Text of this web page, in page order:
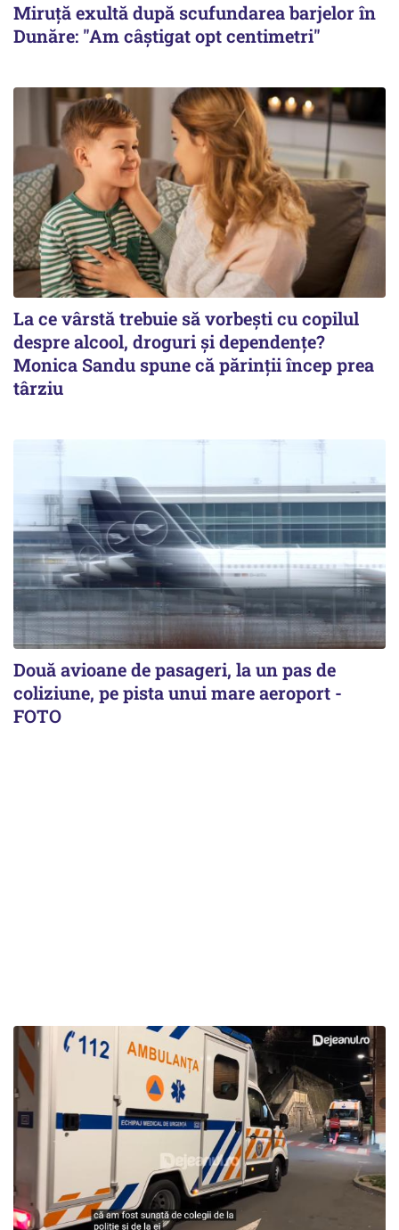
Miruță exultă după scufundarea barjelor în
Dunăre: "Am câștigat opt centimetri"
La ce vârstă trebuie să vorbești cu copilul
despre alcool, droguri și dependențe?
Monica Sandu spune că părinții încep prea
târziu
Două avioane de pasageri, la un pas de
coliziune, pe pista unui mare aeroport -
FOTO